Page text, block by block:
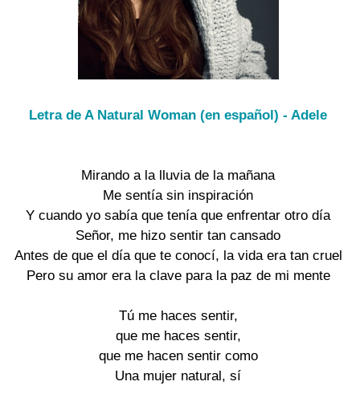
Letra de A Natural Woman (en español) - Adele
Mirando a la lluvia de la mañana
Me sentía sin inspiración
Y cuando yo sabía que tenía que enfrentar otro día
Señor, me hizo sentir tan cansado
Antes de que el día que te conocí, la vida era tan cruel
Pero su amor era la clave para la paz de mi mente
Tú me haces sentir,
que me haces sentir,
que me hacen sentir como
Una mujer natural, sí